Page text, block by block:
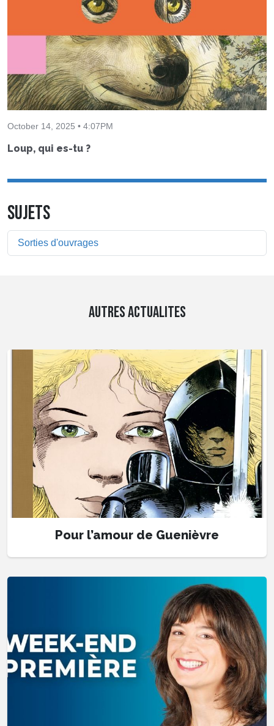
October 14, 2025 • 4:07PM
Loup, qui es-tu ?
SUJETS
Sorties d'ouvrages
AUTRES ACTUALITES
Pour l’amour de Guenièvre